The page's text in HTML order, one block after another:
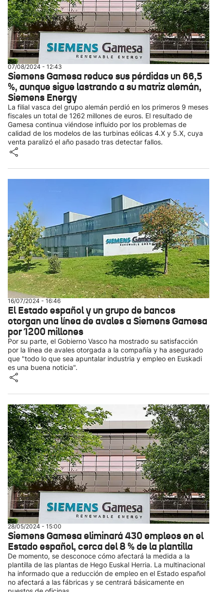
07/08/2024 - 12:43
Siemens Gamesa reduce sus pérdidas un 66,5
%, aunque sigue lastrando a su matriz alemán,
Siemens Energy
La filial vasca del grupo alemán perdió en los primeros 9 meses
fiscales un total de 1262 millones de euros. El resultado de
Gamesa continua viéndose influido por los problemas de
calidad de los modelos de las turbinas eólicas 4.X y 5.X, cuya
venta paralizó el año pasado tras detectar fallos.
16/07/2024 - 16:46
El Estado español y un grupo de bancos
otorgan una línea de avales a Siemens Gamesa
por 1200 millones
Por su parte, el Gobierno Vasco ha mostrado su satisfacción
por la línea de avales otorgada a la compañía y ha asegurado
que "todo lo que sea apuntalar industria y empleo en Euskadi
es una buena noticia".
28/05/2024 - 15:00
Siemens Gamesa eliminará 430 empleos en el
Estado español, cerca del 8 % de la plantilla
De momento, se desconoce cómo afectará la medida a la
plantilla de las plantas de Hego Euskal Herria. La multinacional
ha informado que a reducción de empleo en el Estado español
no afectará a las fábricas y se centrará básicamente en